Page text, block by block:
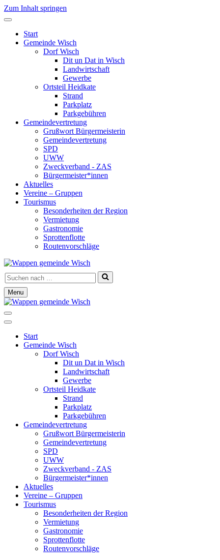
Zum Inhalt springen
Start
Gemeinde Wisch
Dorf Wisch
Dit un Dat in Wisch
Landwirtschaft
Gewerbe
Ortsteil Heidkate
Strand
Parkplatz
Parkgebühren
Gemeindevertretung
Grußwort Bürgermeisterin
Gemeindevertretung
SPD
UWW
Zweckverband - ZAS
Bürgermeister*innen
Aktuelles
Vereine – Gruppen
Tourismus
Besonderheiten der Region
Vermietung
Gastronomie
Sprottenflotte
Routenvorschläge
Suchen
nach …
Menu
Navigationsmenü
Navigationsmenü
Start
Gemeinde Wisch
Dorf Wisch
Dit un Dat in Wisch
Landwirtschaft
Gewerbe
Ortsteil Heidkate
Strand
Parkplatz
Parkgebühren
Gemeindevertretung
Grußwort Bürgermeisterin
Gemeindevertretung
SPD
UWW
Zweckverband - ZAS
Bürgermeister*innen
Aktuelles
Vereine – Gruppen
Tourismus
Besonderheiten der Region
Vermietung
Gastronomie
Sprottenflotte
Routenvorschläge